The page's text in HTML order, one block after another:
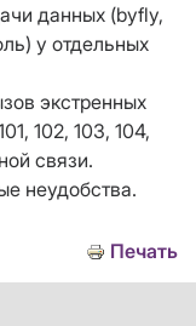
данных (byfly,
у отдельных
экстренных
102, 103, 104,
связи.
неудобства.
Печать